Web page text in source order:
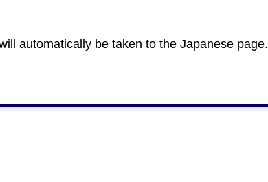
automatically be taken to the Japanese page.